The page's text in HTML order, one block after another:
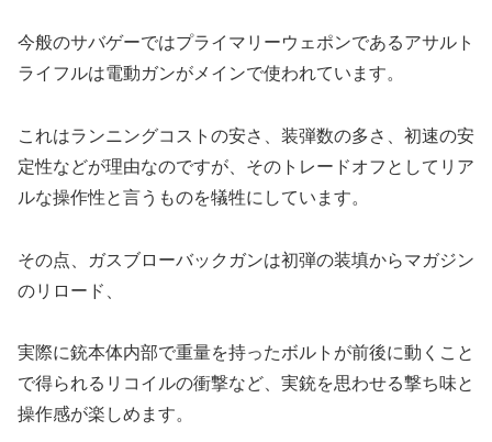
今般のサバゲーではプライマリーウェポンであるアサルト
ライフルは電動ガンがメインで使われています。
これはランニングコストの安さ、装弾数の多さ、初速の安
定性などが理由なのですが、そのトレードオフとしてリア
ルな操作性と言うものを犠牲にしています。
その点、ガスブローバックガンは初弾の装填からマガジン
のリロード、
実際に銃本体内部で重量を持ったボルトが前後に動くこと
で得られるリコイルの衝撃など、実銃を思わせる撃ち味と
操作感が楽しめます。